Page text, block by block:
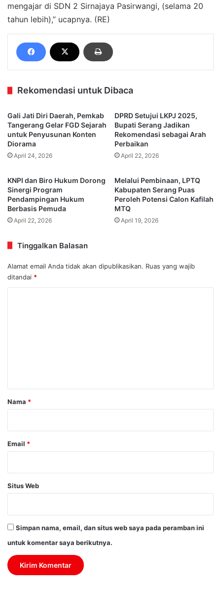
mengajar di SDN 2 Sirnajaya Pasirwangi, (selama 20
tahun lebih),” ucapnya. (RE)
Rekomendasi untuk Dibaca
Gali Jati Diri Daerah, Pemkab
Tangerang Gelar FGD Sejarah
untuk Penyusunan Konten
Diorama
April 24, 2026
DPRD Setujui LKPJ 2025,
Bupati Serang Jadikan
Rekomendasi sebagai Arah
Perbaikan
April 22, 2026
KNPI dan Biro Hukum Dorong
Sinergi Program
Pendampingan Hukum
Berbasis Pemuda
April 22, 2026
Melalui Pembinaan, LPTQ
Kabupaten Serang Puas
Peroleh Potensi Calon Kafilah
MTQ
April 19, 2026
Tinggalkan Balasan
Alamat email Anda tidak akan dipublikasikan. Ruas yang wajib
ditandai *
rNama *
Email *
Situs Web
Simpan nama, email, dan situs web saya pada peramban ini
untuk komentar saya berikutnya.